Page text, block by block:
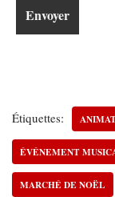
Étiquettes:
ÉVÉNEMENT
MARCHÉ DE NOËL